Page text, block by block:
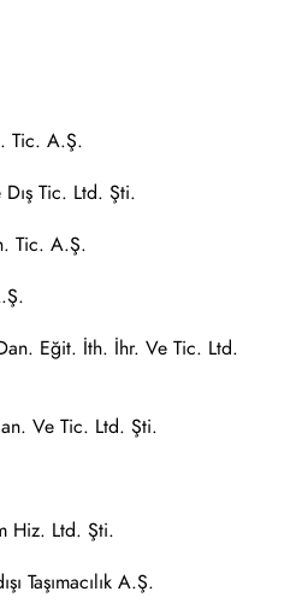
Tic. A.Ş.
Tic. Ltd. Şti.
Tic. A.Ş.
Eğit. İth. İhr. Ve Tic. Ltd.
Ve Tic. Ltd. Şti.
Hiz. Ltd. Şti.
Taşımacılık A.Ş.